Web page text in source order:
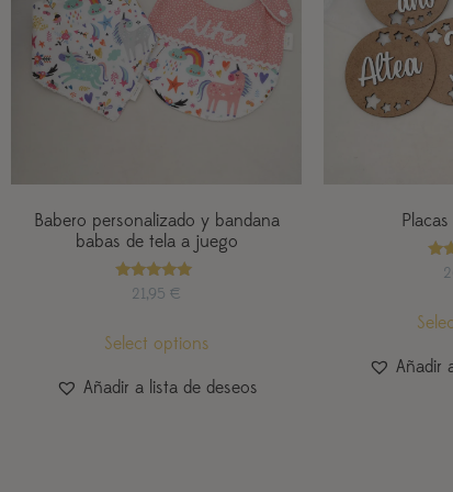
Babero personalizado y bandana
babas de tela a juego
Valorado
con
21,95 €
Select options
Añadir a lista de deseos
Añadir